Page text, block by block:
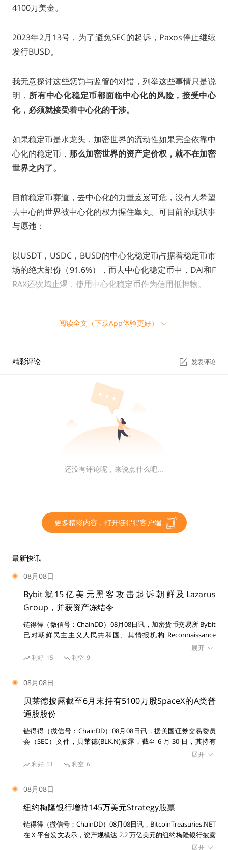
4100万美金。
2023年2月13号，为了避免SEC的起诉，Paxos停止继续
发行BUSD。
我无意探讨这些惩罚与监管的对错，列举这些事情只是说
明， 所有中心化稳定币都面临中心化的风险，接受中心
化，必须就接受着中心化的干涉。
如果稳定币是水龙头，加密世界的流动性如果完全依靠中
心化的稳定币， 那么加密世界的资产定价权，就不在加密
世界之内了。
目前稳定币赛道，去中心化的力量岌岌可危，没有人希望
去中心的世界被中心化的权力握住睾丸。可目前的现状事
与愿违：
以USDT，USDC，BUSD的中心化稳定币占据着稳定币市
场的绝大部份（91.6%），而去中心化稳定币中，DAI和F
RAX还饮鸩止渴，使用中心化稳定币作为信用抵押物。
BUSD被清算再一次证明美元映射稳定币存在的中心化风
险。BUSD当前市值157亿，随着Paxos宣布不再增发BU
SD，这157亿的市场空间将被其他稳定币争夺。
稳定币拥有相对更好的抗审查风险属性。
稳定币不一定要去中心化。中心化稳定币已经存在、且不
呈现碾压之势，这些中心化稳定币会受到传统世界的赋能
和担保。0xhankerster.eth认为稳定币可以分为中心化
的稳定币和去中心化的稳定币。他的分类里，中心化和去
中心化的界定是针对的是稳定币的发行机制。当时的划分
关注的是中心化的形式，不是面临中心化风险的实质。这
篇文章，更多从中心化风险敞口出发，将稳定币分为中心
如同其他所有的Web3项目，立项时都需要拷问初心。为
去中心化货币的可行性
的货币曾经出现过。无论是以物易物的货币学说，抑或是
债务形成货币的学说。中心化信用都不是一开始就参与货
币生成过程。
阅读全文（下载App体验更好）
精彩评论 发表评论
还没有评论呢，来说点什么吧...
更多精彩内容，打开链得得客户端
最新快讯
08月08日
Bybit就15亿美元黑客攻击起诉朝鲜及Lazarus
Group，并获资产冻结令
链得得（微信号：ChainDD）08月08日讯，加密货币交易所 Bybit
已对朝鲜民主主义人民共和国、其情报机构 Reconnaissance
General Bureau（RGB）及受国家制裁的黑客组织 Lazarus Group
提起民事诉讼，涉及一宗价值 15 亿美元的黑客攻击事件。 美国联
识别资产。
展开
利好 15 利空 9
08月08日
贝莱德披露截至6月末持有5100万股SpaceX的A类普
通股股份
链得得（微信号：ChainDD）08月08日讯，据美国证券交易委员
会（SEC）文件，贝莱德(BLK.N)披露，截至 6 月 30 日，其持有
展开
利好 51 利空 6
08月08日
纽约梅隆银行增持145万美元Strategy股票
链得得（微信号：ChainDD）08月08日讯，BitcoinTreasuries.NET
在 X 平台发文表示，资产规模达 2.2 万亿美元的纽约梅隆银行披露
增持 14,630 股 Strategy 股票，价值 145 万美元。目前其持有
展开